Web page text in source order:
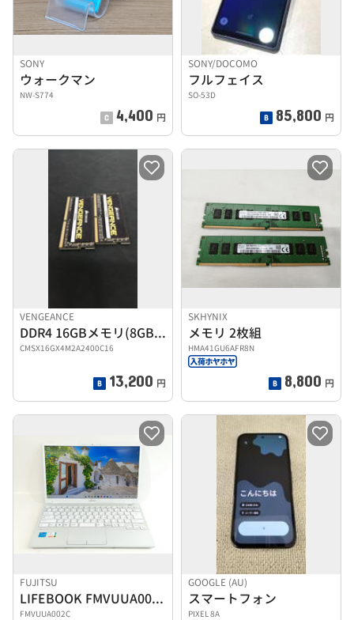
SONY
ウォークマン
NW-S774
4,400 円
SONY/DOCOMO
フルフェイス
SO-53D
85,800 円
VENGEANCE
DDR4 16GBメモリ(8GB×2)
CMSX16GX4M2A2400C16
13,200 円
SKHYNIX
メモリ 2枚組
HMA41GU6AFR8N
8,800 円
FUJITSU
LIFEBOOK FMVUUA002C
FMVUUA002C
GOOGLE (AU)
スマートフォン
PIXEL 8A